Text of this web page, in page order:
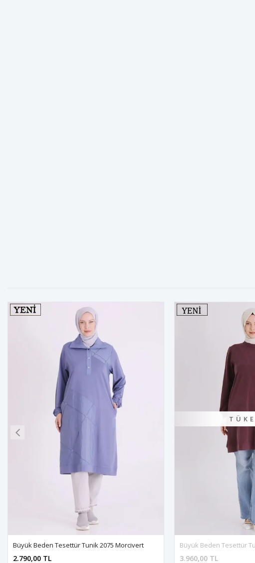
Büyük Beden Tesettür Tunik 2075 Morcivert
2.790,00 TL
Büyük Beden Tesettür
3.960,00 TL